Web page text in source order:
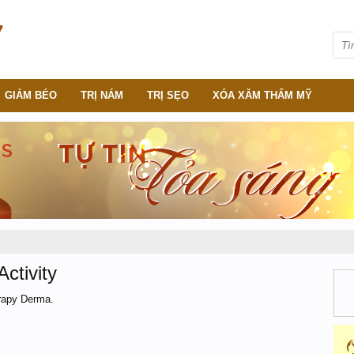
Derma.
GIẢM BÉO TRỊ NÁM TRỊ SẸO XÓA XĂM THẨM MỸ